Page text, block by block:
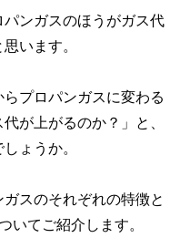
ンガスのほうがガス代
います。
プロパンガスに変わる
が上がるのか？」と、
ょうか。
スのそれぞれの特徴と
いてご紹介します。